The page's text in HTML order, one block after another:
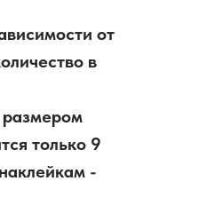
от
в
размером
только 9
-